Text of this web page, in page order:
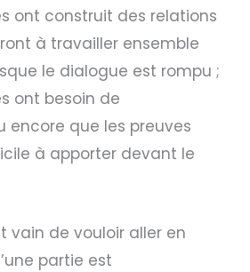
ont construit des relations
à travailler ensemble
le dialogue est rompu ;
ont besoin de
encore que les preuves
à apporter devant le
vain de vouloir aller en
partie est